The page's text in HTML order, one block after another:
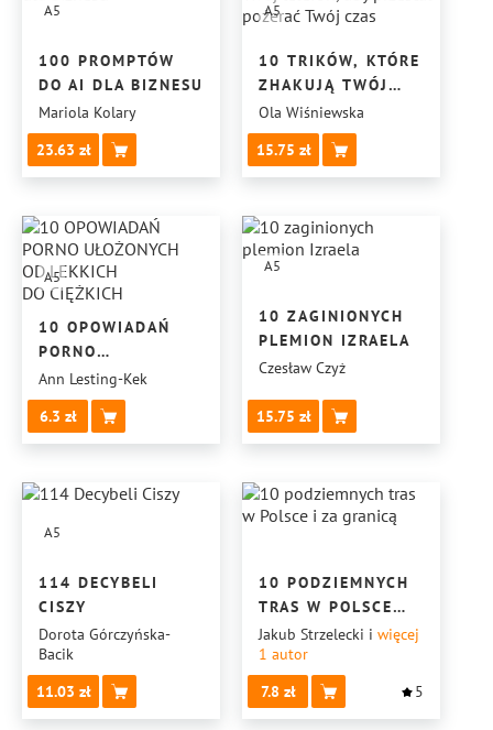
A5
100 PROMPTÓW
DO AI DLA BIZNESU
Mariola Kolary
23.63
A5
10 TRIKÓW, KTÓRE
ZHAKUJĄ TWÓJ
TELEFON,
ABY PRZESTAŁ
POŻERAĆ
TWÓJ CZAS
Ola Wiśniewska
15.75
A5
10 OPOWIADAŃ
PORNO
UŁOŻONYCH
OD LEKKICH
DO CIĘŻKICH
Ann Lesting-Kek
6.3
A5
10 ZAGINIONYCH
PLEMION IZRAELA
Czesław Czyż
15.75
A5
114 DECYBELI
CISZY
Dorota Górczyńska-
Bacik
11.03
10 PODZIEMNYCH
TRAS W POLSCE
I ZA GRANICĄ
Jakub Strzelecki i więcej
1 autor
7.8
5